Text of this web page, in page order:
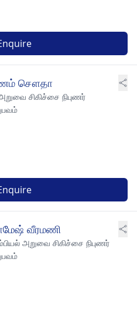
சௌதா
சிகிச்சை நிபுணர்
வீரமணி
அறுவை சிகிச்சை நிபுணர்